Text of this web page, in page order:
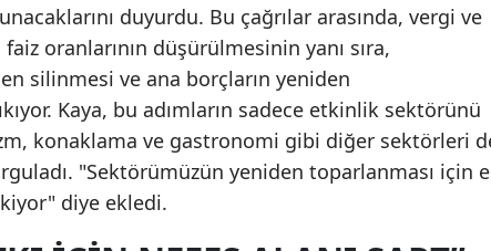
duyurdu. Bu çağrılar arasında, vergi ve
oranlarının düşürülmesinin yanı sıra,
silinmesi ve ana borçların yeniden
Kaya, bu adımların sadece etkinlik sektörünü
konaklama ve gastronomi gibi diğer sektörleri
"Sektörümüzün yeniden toparlanması için
diye ekledi.